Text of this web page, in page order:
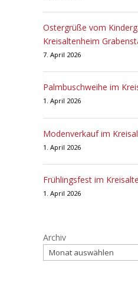
Ostergrüße vom
Kreisaltenheim
7. April 2026
Palmbuschweihe im
1. April 2026
Modenverkauf im
1. April 2026
Frühlingsfest im
1. April 2026
Archiv